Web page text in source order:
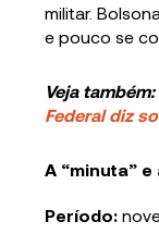
militar.
e pouco se
Veja também:
Federal diz
A “minuta”
Período: